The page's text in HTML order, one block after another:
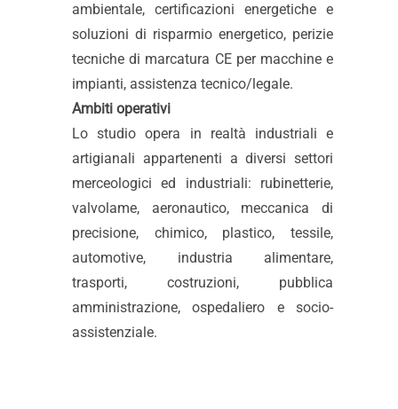
ambientale, certificazioni energetiche e
soluzioni di risparmio energetico, perizie
tecniche di marcatura CE per macchine e
impianti, assistenza tecnico/legale.
Ambiti operativi
Lo studio opera in realtà industriali e
artigianali appartenenti a diversi settori
merceologici ed industriali: rubinetterie,
valvolame, aeronautico, meccanica di
precisione, chimico, plastico, tessile,
automotive, industria alimentare,
trasporti, costruzioni, pubblica
amministrazione, ospedaliero e socio-
assistenziale.